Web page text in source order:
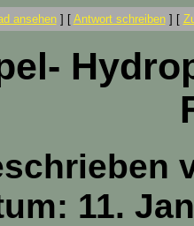
ansehen] [ Antwort schreiben] [
11.